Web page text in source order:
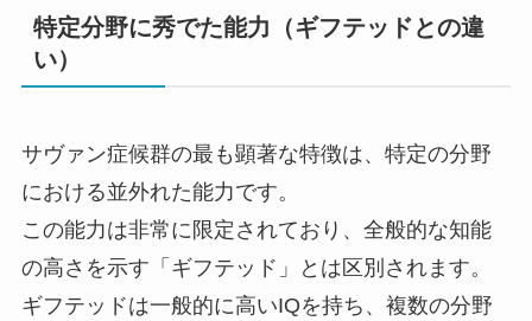
特定分野に秀でた能力（ギフテッドとの違
い）
サヴァン症候群の最も顕著な特徴は、特定の分野
における並外れた能力です。
この能力は非常に限定されており、全般的な知能
の高さを示す「ギフテッド」とは区別されます。
ギフテッドは一般的に高いIQを持ち、複数の分野